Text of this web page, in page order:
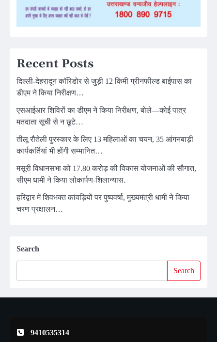
Recent Posts
दिल्ली-देहरादून कॉरिडोर से जुड़ी 12 किमी ग्रीनफील्ड बाईपास का
डीएम ने किया निरीक्षण…
एसआईआर शिविरों का डीएम ने किया निरीक्षण, बोले—कोई पात्र
मतदाता सूची से न छूटे…
तीलू रौतेली पुरस्कार के लिए 13 महिलाओं का चयन, 35 आंगनबाड़ी
कार्यकर्तियां भी होंगी सम्मानित…
मसूरी विधानसभा को 17.80 करोड़ की विकास योजनाओं की सौगात,
सीएम धामी ने किया लोकार्पण-शिलान्यास.
हरिद्वार में शिवभक्त कांवड़ियों पर पुष्पवर्षा, मुख्यमंत्री धामी ने किया
चरण प्रक्षालन…
Search
Search
9410535314